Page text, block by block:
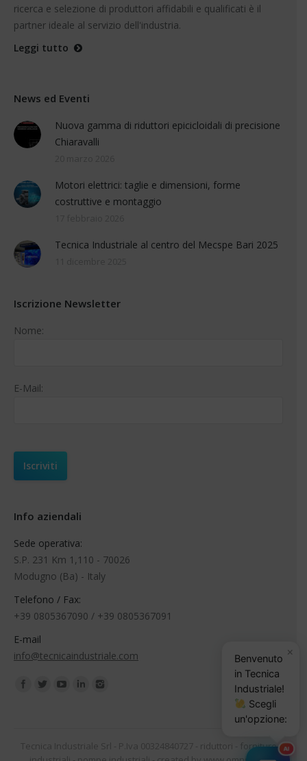
ricerca e selezione di produttori affidabili e qualificati è il
partner ideale al servizio dell'industria.
Leggi tutto
News ed Eventi
Nuova gamma di riduttori epicicloidali di precisione
Chiaravalli
Motori elettrici: taglie e dimensioni, forme
costruttive e montaggio
Tecnica Industriale al centro del Mecspe Bari 2025
Iscrizione Newsletter
Nome:
E-Mail:
Info aziendali
Sede operativa:
S.P. 231 Km 1,110 - 70026
Modugno (Ba) - Italy
Telefono / Fax:
+39 0805367090 / +39 0805367091
E-mail
info@tecnicaindustriale.com
Find us on:
Tecnica Industriale Srl - P.Iva 00324840727 - riduttori
forniture
×
Benvenuto
in Tecnica
Industriale!
Scegli
un'opzione:
AI